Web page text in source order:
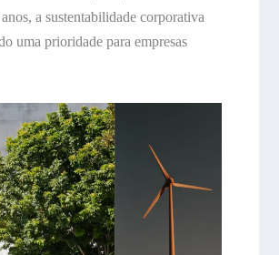
a sustentabilidade corporativa
uma prioridade para empresas